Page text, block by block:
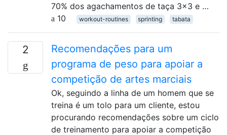
70% dos agachamentos de taça 3x3 e …
10
workout-routines sprinting tabata
2
Recomendações para um
programa de peso para apoiar a
competição de artes marciais
Ok, seguindo a linha de um homem que se
treina é um tolo para um cliente, estou
procurando recomendações sobre um ciclo
de treinamento para apoiar a competição